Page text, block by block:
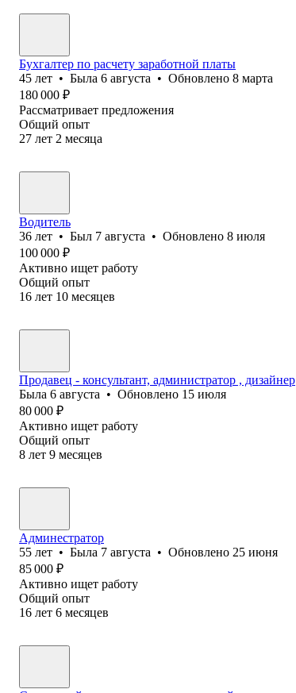
Бухгалтер по расчету заработной платы
45 лет • Была 6 августа • Обновлено 8 марта
180 000 ₽
Рассматривает предложения
Общий опыт
27 лет 2 месяца
Водитель
36 лет • Был 7 августа • Обновлено 8 июля
100 000 ₽
Активно ищет работу
Общий опыт
16 лет 10 месяцев
Продавец - консультант, администратор , дизайнер
Была 6 августа • Обновлено 15 июля
80 000 ₽
Активно ищет работу
Общий опыт
8 лет 9 месяцев
Админестратор
55 лет • Была 7 августа • Обновлено 25 июня
85 000 ₽
Активно ищет работу
Общий опыт
16 лет 6 месяцев